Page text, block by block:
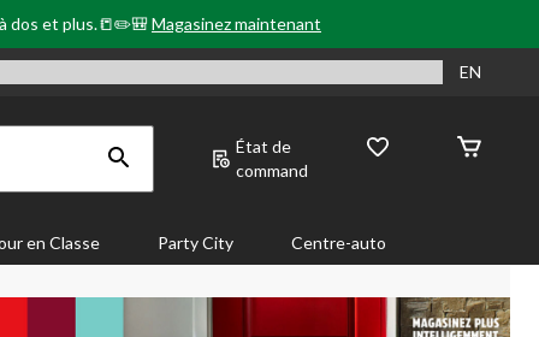
dos et plus.📒✏️🎒Magasinez maintenant
EN
État de
command
en Classe Party City Centre-auto